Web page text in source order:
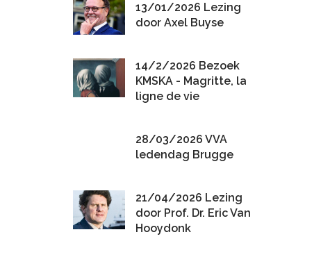
13/01/2026 Lezing
door Axel Buyse
14/2/2026 Bezoek
KMSKA - Magritte, la
ligne de vie
28/03/2026 VVA
ledendag Brugge
21/04/2026 Lezing
door Prof. Dr. Eric Van
Hooydonk